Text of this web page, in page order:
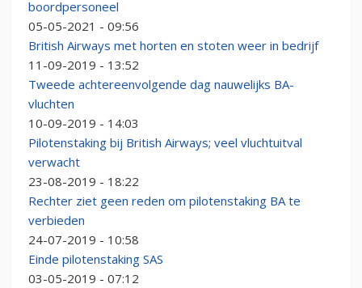
boordpersoneel
05-05-2021 - 09:56
British Airways met horten en stoten weer in bedrijf
11-09-2019 - 13:52
Tweede achtereenvolgende dag nauwelijks BA-
vluchten
10-09-2019 - 14:03
Pilotenstaking bij British Airways; veel vluchtuitval
verwacht
23-08-2019 - 18:22
Rechter ziet geen reden om pilotenstaking BA te
verbieden
24-07-2019 - 10:58
Einde pilotenstaking SAS
03-05-2019 - 07:12